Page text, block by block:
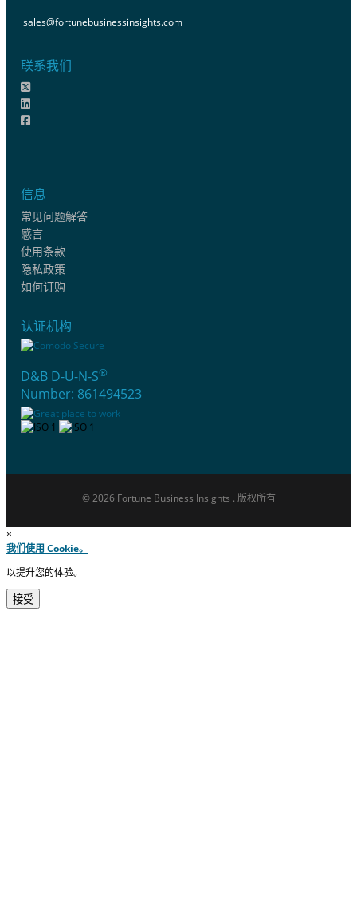
sales@fortunebusinessinsights.com
联系我们
信息
常见问题解答
感言
使用条款
隐私政策
如何订购
认证机构
D&B D-U-N-S®
Number: 861494523
© 2026 Fortune Business Insights . 版权所有
×
我们使用 Cookie。
以提升您的体验。
接受